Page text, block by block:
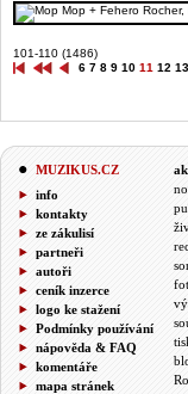
101-110 (1486)
6 7 8 9 10 11 12 13
MUZIKUS.CZ
info
kontakty
ze zákulisí
partneři
autoři
ceník inzerce
logo ke stažení
Podmínky používání
nápověda & FAQ
komentáře
mapa stránek